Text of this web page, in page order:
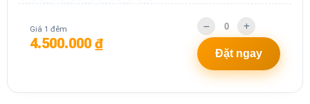
Giá 1 đêm
4.500.000 ₫
Đặt ngay